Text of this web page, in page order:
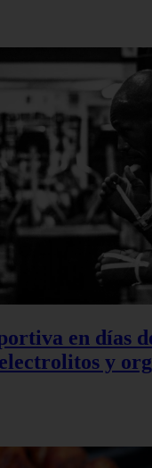
en días
y